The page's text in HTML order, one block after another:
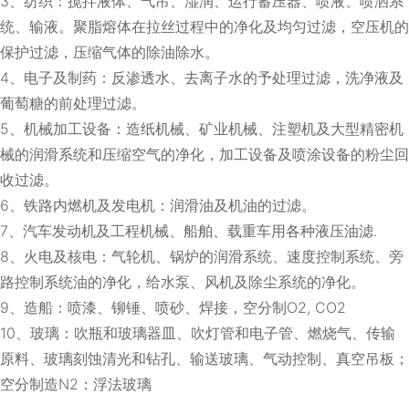
统、输液。聚脂熔体在拉丝过程中的净化及均匀过滤，空压机的
保护过滤，压缩气体的除油除水。
4、电子及制药：反渗透水、去离子水的予处理过滤，洗净液及
葡萄糖的前处理过滤。
5、机械加工设备：造纸机械、矿业机械、注塑机及大型精密机
械的润滑系统和压缩空气的净化，加工设备及喷涂设备的粉尘回
收过滤。
6、铁路内燃机及发电机：润滑油及机油的过滤。
7、汽车发动机及工程机械、船舶、载重车用各种液压油滤.
8、火电及核电：气轮机、锅炉的润滑系统、速度控制系统、旁
路控制系统油的净化，给水泵、风机及除尘系统的净化。
9、造船：喷漆、铆锤、喷砂、焊接，空分制O2, CO2
10、玻璃：吹瓶和玻璃器皿、吹灯管和电子管、燃烧气、传输
原料、玻璃刻蚀清光和钻孔、输送玻璃、气动控制、真空吊板；
空分制造N2：浮法玻璃